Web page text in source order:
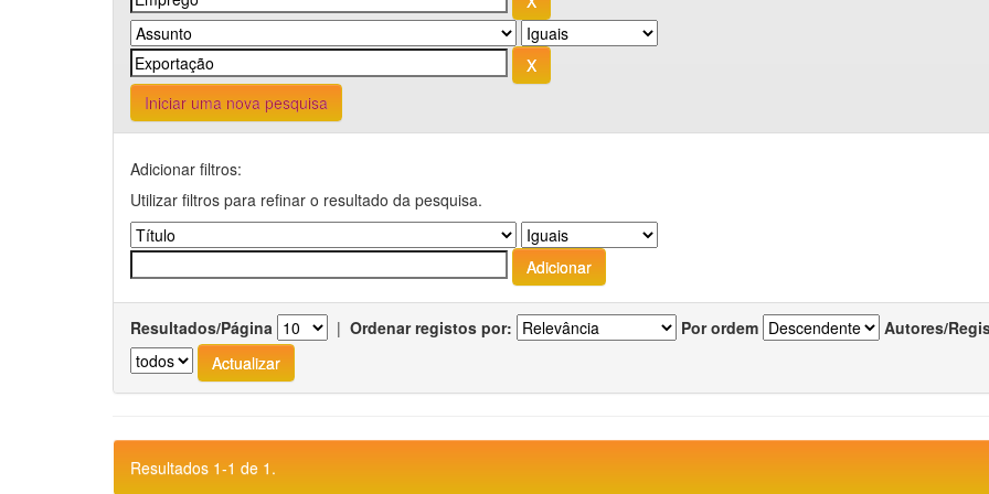
Iniciar uma nova pesquisa
Adicionar filtros:
Utilizar filtros para refinar o resultado da pesquisa.
Resultados/Página | Ordenar registos por: Por ordem Autores/
Resultados 1-1 de 1.